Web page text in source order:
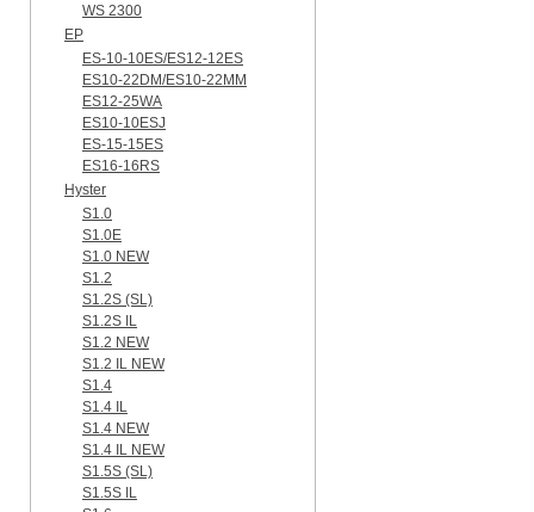
WS 2300
EP
ES-10-10ES/ES12-12ES
ES10-22DM/ES10-22MM
ES12-25WA
ES10-10ESJ
ES-15-15ES
ES16-16RS
Hyster
S1.0
S1.0E
S1.0 NEW
S1.2
S1.2S (SL)
S1.2S IL
S1.2 NEW
S1.2 IL NEW
S1.4
S1.4 IL
S1.4 NEW
S1.4 IL NEW
S1.5S (SL)
S1.5S IL